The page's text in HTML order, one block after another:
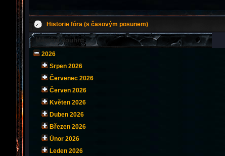
Historie fóra (s časovým posunem)
Měsíční souhrn
2026
Srpen 2026
Červenec 2026
Červen 2026
Květen 2026
Duben 2026
Březen 2026
Únor 2026
Leden 2026